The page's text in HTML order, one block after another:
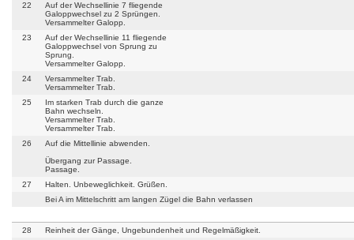
22
Auf der Wechsellinie 7 fliegende
Galoppwechsel zu 2 Sprüngen.
Versammelter Galopp.
23
Auf der Wechsellinie 11 fliegende
Galoppwechsel von Sprung zu
Sprung.
Versammelter Galopp.
24
Versammelter Trab.
Versammelter Trab.
25
Im starken Trab durch die ganze
Bahn wechseln.
Versammelter Trab.
Versammelter Trab.
26
Auf die Mittellinie abwenden.
Übergang zur Passage.
Passage.
27
Halten. Unbeweglichkeit. Grüßen.
Bei A im Mittelschritt am langen Zügel die Bahn verlassen
28
Reinheit der Gänge, Ungebundenheit und Regelmäßigkeit.